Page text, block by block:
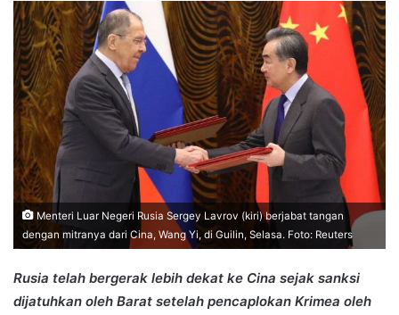
email
Menteri Luar Negeri Rusia Sergey Lavrov (kiri) berjabat tangan
dengan mitranya dari Cina, Wang Yi, di Guilin, Selasa. Foto: Reuters
Rusia telah bergerak lebih dekat ke Cina sejak sanksi
dijatuhkan oleh Barat setelah pencaplokan Krimea oleh